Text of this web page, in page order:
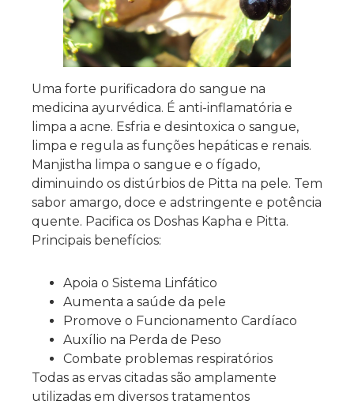
Uma forte purificadora do sangue na
medicina ayurvédica. É anti-inflamatória e
limpa a acne. Esfria e desintoxica o sangue,
limpa e regula as funções hepáticas e renais.
Manjistha limpa o sangue e o fígado,
diminuindo os distúrbios de Pitta na pele. Tem
sabor amargo, doce e adstringente e potência
quente. Pacifica os Doshas Kapha e Pitta.
Principais benefícios:
Apoia o Sistema Linfático
Aumenta a saúde da pele
Promove o Funcionamento Cardíaco
Auxílio na Perda de Peso
Combate problemas respiratórios
Todas as ervas citadas são amplamente
utilizadas em diversos tratamentos